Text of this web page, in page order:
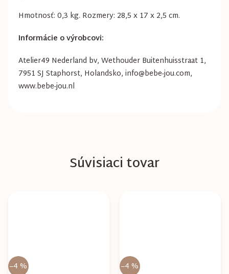
Súvisiaci tovar
–4 %
–4 %
Hmotnosť: 0,3 kg. Rozmery: 28,5 x 17 x 2,5 cm.
Informácie o výrobcovi:
Atelier49 Nederland bv, Wethouder Buitenhuisstraat 1,
7951 SJ Staphorst, Holandsko, info@bebe-jou.com,
www.bebe-jou.nl